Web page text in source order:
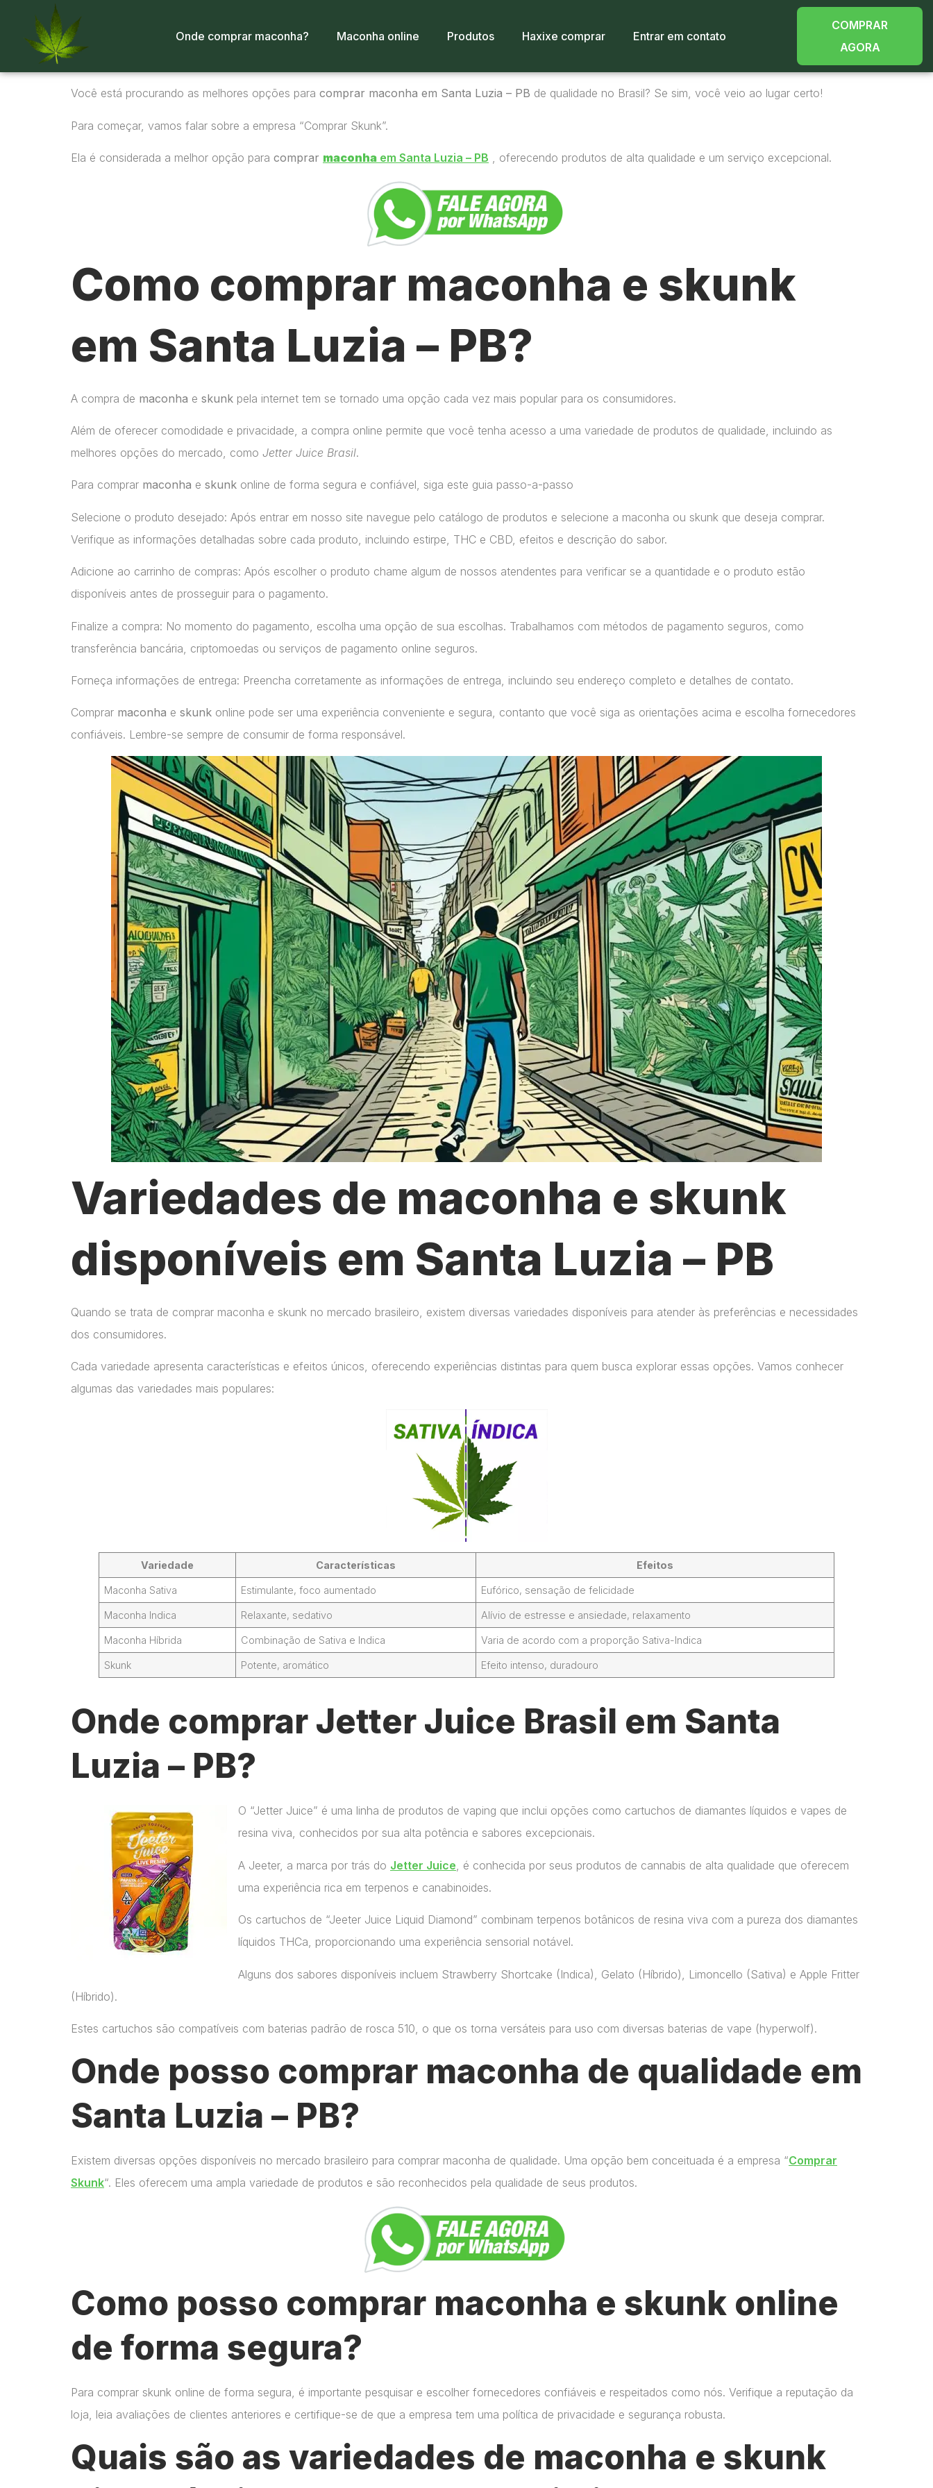
Onde comprar maconha? Maconha online Produtos Haxixe comprar Entrar em contato
COMPRAR
AGORA
Você está procurando as melhores opções para comprar maconha em Santa Luzia – PB de qualidade no Brasil? Se sim, você veio ao lugar certo!
Para começar, vamos falar sobre a empresa “Comprar Skunk”.
Ela é considerada a melhor opção para comprar maconha em Santa Luzia – PB , oferecendo produtos de alta qualidade e um serviço excepcional.
Como comprar maconha e skunk
em Santa Luzia – PB?
A compra de maconha e skunk pela internet tem se tornado uma opção cada vez mais popular para os consumidores.
Além de oferecer comodidade e privacidade, a compra online permite que você tenha acesso a uma variedade de produtos de qualidade, incluindo as
melhores opções do mercado, como Jetter Juice Brasil.
Para comprar maconha e skunk online de forma segura e confiável, siga este guia passo-a-passo
Selecione o produto desejado: Após entrar em nosso site navegue pelo catálogo de produtos e selecione a maconha ou skunk que deseja comprar.
Verifique as informações detalhadas sobre cada produto, incluindo estirpe, THC e CBD, efeitos e descrição do sabor.
Adicione ao carrinho de compras: Após escolher o produto chame algum de nossos atendentes para verificar se a quantidade e o produto estão
disponíveis antes de prosseguir para o pagamento.
Finalize a compra: No momento do pagamento, escolha uma opção de sua escolhas. Trabalhamos com métodos de pagamento seguros, como
transferência bancária, criptomoedas ou serviços de pagamento online seguros.
Forneça informações de entrega: Preencha corretamente as informações de entrega, incluindo seu endereço completo e detalhes de contato.
Comprar maconha e skunk online pode ser uma experiência conveniente e segura, contanto que você siga as orientações acima e escolha fornecedores
confiáveis. Lembre-se sempre de consumir de forma responsável.
Variedades de maconha e skunk
disponíveis em Santa Luzia – PB
Quando se trata de comprar maconha e skunk no mercado brasileiro, existem diversas variedades disponíveis para atender às preferências e necessidades
dos consumidores.
Cada variedade apresenta características e efeitos únicos, oferecendo experiências distintas para quem busca explorar essas opções. Vamos conhecer
algumas das variedades mais populares:
Variedade Características Efeitos
Maconha Sativa Estimulante, foco aumentado Eufórico, sensação de felicidade
Maconha Indica Relaxante, sedativo Alívio de estresse e ansiedade, relaxamento
Maconha Híbrida Combinação de Sativa e Indica Varia de acordo com a proporção Sativa-Indica
Skunk Potente, aromático Efeito intenso, duradouro
Onde comprar Jetter Juice Brasil em Santa
Luzia – PB?
O “Jetter Juice” é uma linha de produtos de vaping que inclui opções como cartuchos de diamantes líquidos e vapes de
resina viva, conhecidos por sua alta potência e sabores excepcionais.
A Jeeter, a marca por trás do Jetter Juice , é conhecida por seus produtos de cannabis de alta qualidade que oferecem
uma experiência rica em terpenos e canabinoides.
Os cartuchos de “Jeeter Juice Liquid Diamond” combinam terpenos botânicos de resina viva com a pureza dos diamantes
líquidos THCa, proporcionando uma experiência sensorial notável.
Alguns dos sabores disponíveis incluem Strawberry Shortcake (Indica), Gelato (Híbrido), Limoncello (Sativa) e Apple Fritter
(Híbrido).
Estes cartuchos são compatíveis com baterias padrão de rosca 510, o que os torna versáteis para uso com diversas baterias de vape​ (hyperwolf)​.
Onde posso comprar maconha de qualidade em
Santa Luzia – PB?
Existem diversas opções disponíveis no mercado brasileiro para comprar maconha de qualidade. Uma opção bem conceituada é a empresa “Comprar
Skunk“. Eles oferecem uma ampla variedade de produtos e são reconhecidos pela qualidade de seus produtos.
Como posso comprar maconha e skunk online
de forma segura?
Para comprar skunk online de forma segura, é importante pesquisar e escolher fornecedores confiáveis e respeitados como nós. Verifique a reputação da
loja, leia avaliações de clientes anteriores e certifique-se de que a empresa tem uma política de privacidade e segurança robusta.
Quais são as variedades de maconha e skunk